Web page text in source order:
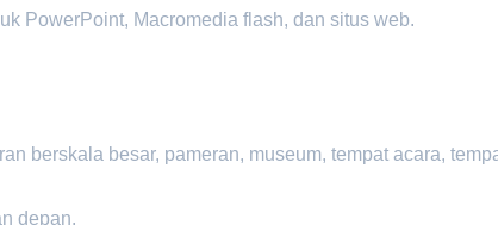
PowerPoint, Macromedia flash, dan situs web.
berskala besar, pameran, museum, tempat acara,
depan.